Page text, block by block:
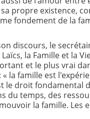
propre existence,
fondement de la
discours, le
la Famille et la
et le plus vrai
la famille est
le droit fondamental
du temps, des
la famille. Les